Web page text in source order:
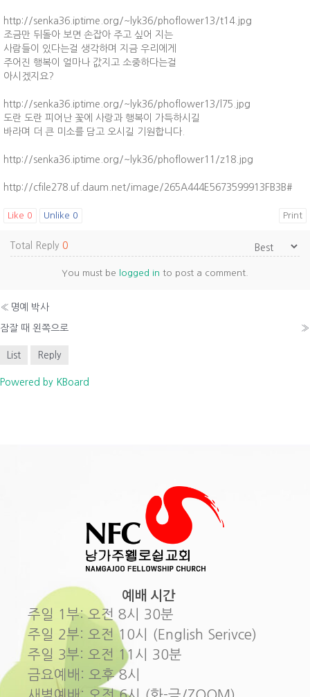
http://senka36.iptime.org/~lyk36/phoflower13/t14.jpg
조금만 뒤돌아 보면 손잡아 주고 싶어 지는
사람들이 있다는걸 생각하며 지금 우리에게
주어진 행복이 얼마나 값지고 소중하다는걸
아시겠지요?
http://senka36.iptime.org/~lyk36/phoflower13/l75.jpg
도란 도란 피어난 꽃에 사랑과 행복이 가득하시길
바라며 더 큰 미소를 담고 오시길 기원합니다.
http://senka36.iptime.org/~lyk36/phoflower11/z18.jpg
http://cfile278.uf.daum.net/image/265A444E5673599913FB3B#
Like 0 Unlike 0 Print
Total Reply 0
You must be logged in to post a comment.
« 명예 박사
잠잘 때 왼쪽으로 »
List Reply
Powered by KBoard
예배 시간
주일 1부: 오전 8시 30분
주일 2부: 오전 10시 (English Serivce)
주일 3부: 오전 11시 30분
금요예배: 오후 8시